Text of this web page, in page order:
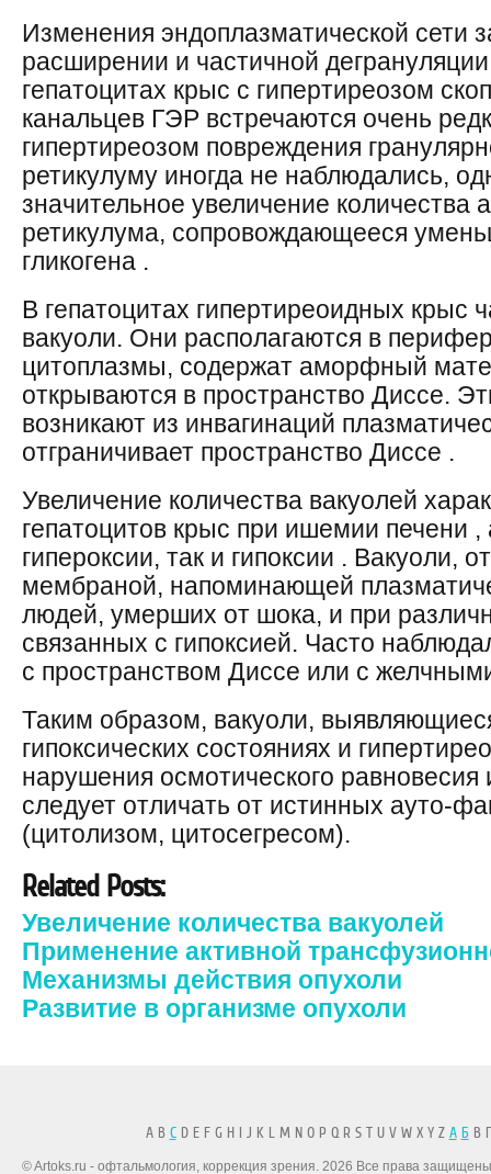
Изменения эндоплазматической сети
расширении и частичной
гепатоцитах крыс с гипертиреозом
канальцев ГЭР встречаются очень
гипертиреозом повреждения
ретикулуму иногда не наблюдались,
значительное увеличение количества
ретикулума, сопровождающееся
гликогена .
В гепатоцитах гипертиреоидных крыс
вакуоли. Они располагаются в
цитоплазмы, содержат аморфный
открываются в пространство Диссе.
возникают из инвагинаций
отграничивает пространство Диссе .
Увеличение количества вакуолей
гепатоцитов крыс при ишемии печени ,
гипероксии, так и гипоксии . Вакуоли,
мембраной, напоминающей
людей, умерших от шока, и при
связанных с гипоксией. Часто
с пространством Диссе или с
Таким образом, вакуоли,
гипоксических состояниях и
нарушения осмотического равновесия
следует отличать от истинных ауто-
(цитолизом, цитосегресом).
Related Posts:
Увеличение количества вакуолей
Применение активной
Механизмы действия опухоли
Развитие в организме опухоли
A B CD E F G H I J K L M N O P Q R S T U V W X Y Z А БВ
© Artoks.ru - офтальмология, коррекция зрения. 2026 Все права